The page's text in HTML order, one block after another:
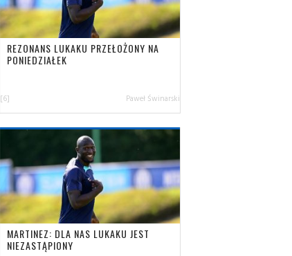
REZONANS LUKAKU PRZEŁOŻONY NA
PONIEDZIAŁEK
[6] Paweł Świnarski
MARTINEZ: DLA NAS LUKAKU JEST
NIEZASTĄPIONY